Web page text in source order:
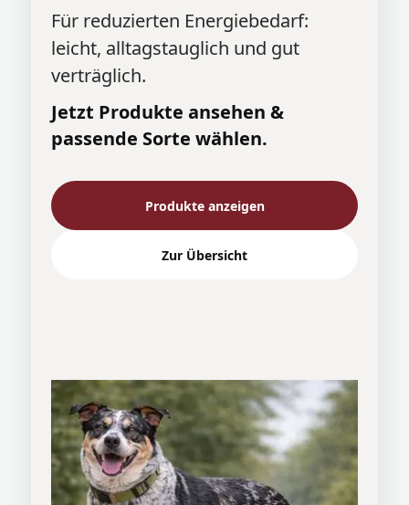
Für reduzierten Energiebedarf:
leicht, alltagstauglich und gut
verträglich.
Jetzt Produkte ansehen &
passende Sorte wählen.
Produkte anzeigen
Zur Übersicht